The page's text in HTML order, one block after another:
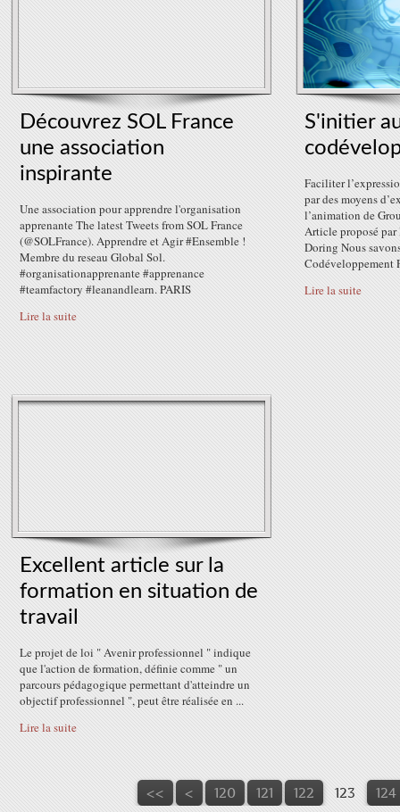
Découvrez SOL France
une association
inspirante
Une association pour apprendre l'organisation
apprenante The latest Tweets from SOL France
(@SOLFrance). Apprendre et Agir #Ensemble !
Membre du reseau Global Sol.
#organisationapprenante #apprenance
#teamfactory #leanandlearn. PARIS
Lire la suite
S'initier
Faciliter
par des moyens
l’animation de
Article proposé
Doring Nous
Codéveloppement
Lire la suite
Excellent article sur la
formation en situation de
travail
Le projet de loi " Avenir professionnel " indique
que l'action de formation, définie comme " un
parcours pédagogique permettant d'atteindre un
objectif professionnel ", peut être réalisée en ...
Lire la suite
<< < 100
110
120 121 122 123 124